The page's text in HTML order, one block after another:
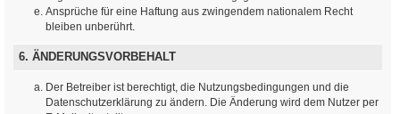
Ansprüche für eine Haftung aus zwingendem nationalem Recht
bleiben unberührt.
6. ÄNDERUNGSVORBEHALT
Der Betreiber ist berechtigt, die Nutzungsbedingungen und die
Datenschutzerklärung zu ändern. Die Änderung wird dem Nutzer per